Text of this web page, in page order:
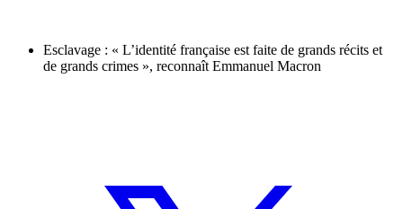
Esclavage : « L’identité française est faite de grands récits et
de grands crimes », reconnaît Emmanuel Macron